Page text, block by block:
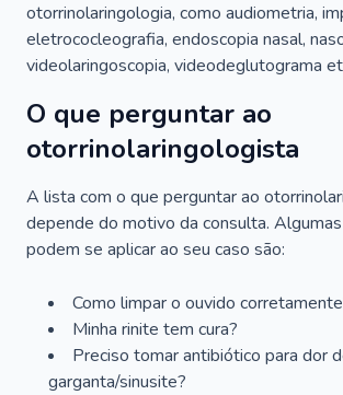
otorrinolaringologia, como audiometria,
eletrococleografia, endoscopia nasal,
videolaringoscopia, videodeglutograma
O que perguntar ao
otorrinolaringologista
A lista com o que perguntar ao
depende do motivo da consulta.
podem se aplicar ao seu caso são:
Como limpar o ouvido
Minha rinite tem cura?
Preciso tomar antibiótico para dor
garganta/sinusite?